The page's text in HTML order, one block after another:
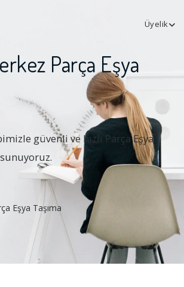
Üyelik
Parça Eşya
güvenli ve hızlı Parça Eşya
Eşya Taşıma